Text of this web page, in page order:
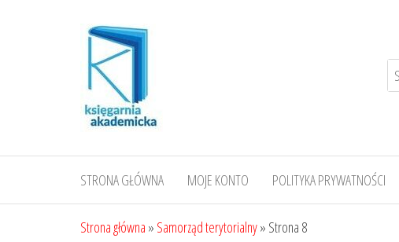
STRONA GŁÓWNA MOJE KONTO POLITYKA PRYWATNOŚCI
Strona główna » Samorząd terytorialny» Strona 8